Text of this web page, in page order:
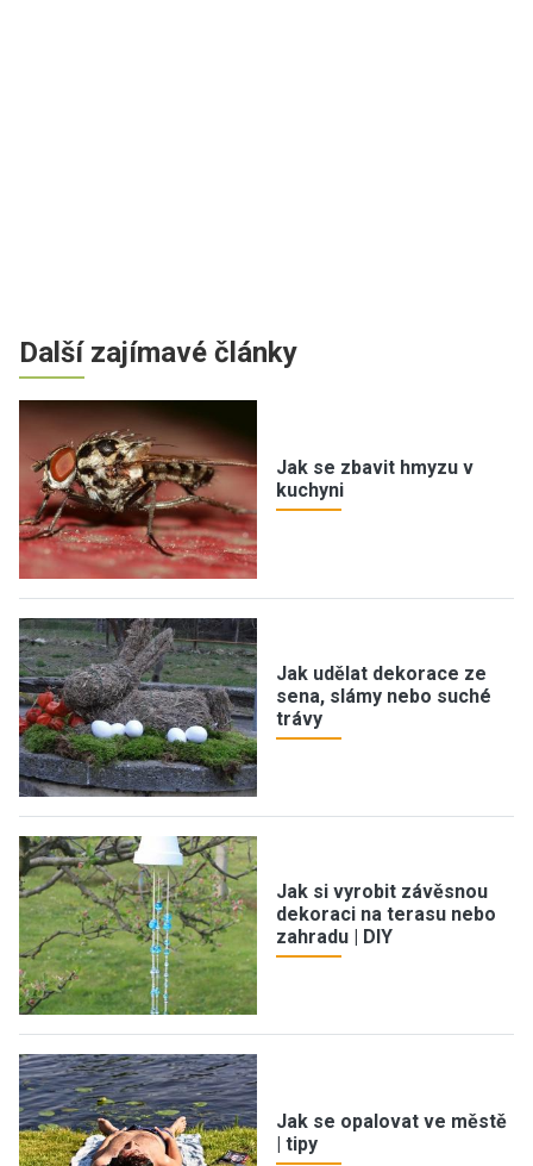
Další zajímavé články
Jak se zbavit hmyzu v
kuchyni
Jak udělat dekorace ze
sena, slámy nebo suché
trávy
Jak si vyrobit závěsnou
dekoraci na terasu nebo
zahradu | DIY
Jak se opalovat ve městě
| tipy